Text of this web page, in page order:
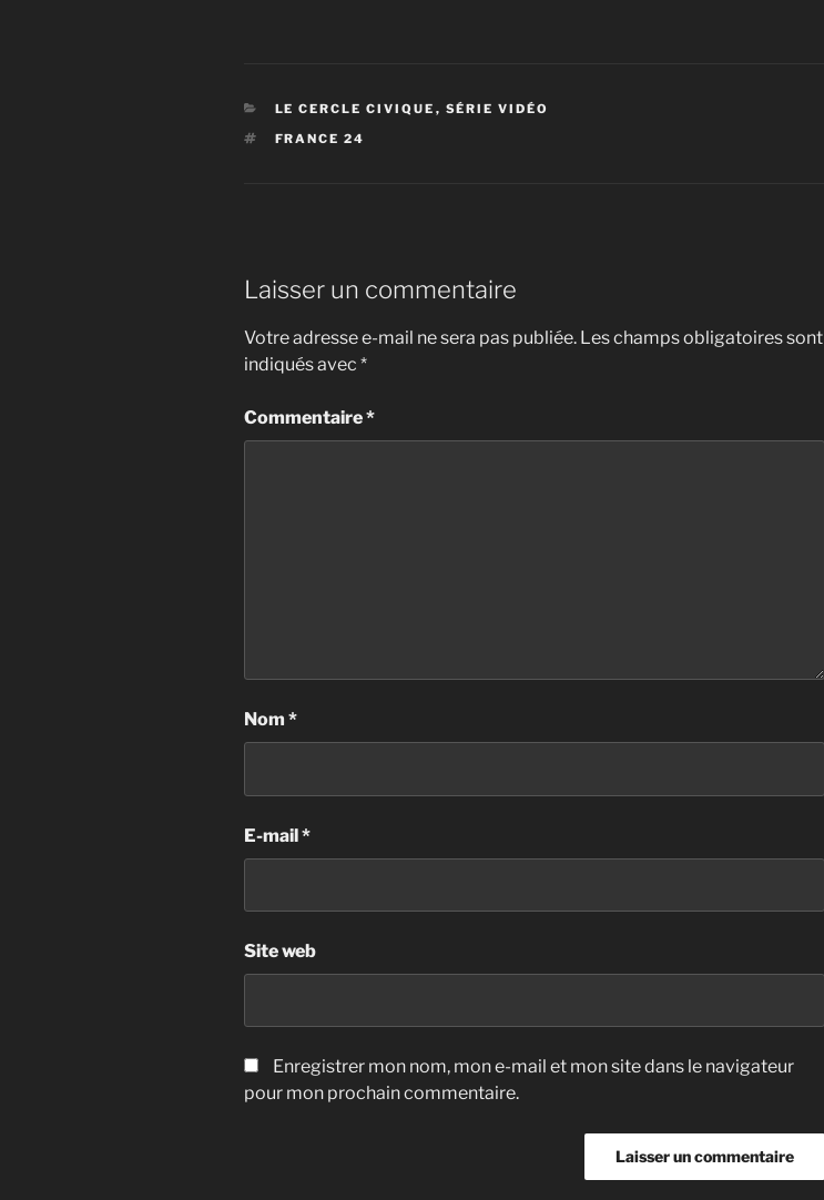
CATÉGORIES
LE CERCLE CIVIQUE , SÉRIE VIDÉO
ÉTIQUETTES
FRANCE 24
Laisser un commentaire
Votre adresse e-mail ne sera pas publiée. Les champs obligatoires sont
indiqués avec *
Commentaire*
Nom *
E-mail*
Site web
Enregistrer mon nom, mon e-mail et mon site dans le navigateur
pour mon prochain commentaire.